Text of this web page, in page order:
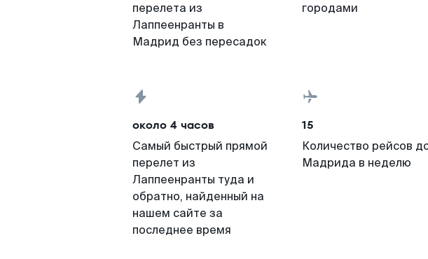
перелета из
Лаппеенранты в
Мадрид без пересадок
городами
около 4 часов
Самый быстрый прямой
перелет из
Лаппеенранты туда и
обратно, найденный на
нашем сайте за
последнее время
15
Количество рейсов
Мадрида в неделю